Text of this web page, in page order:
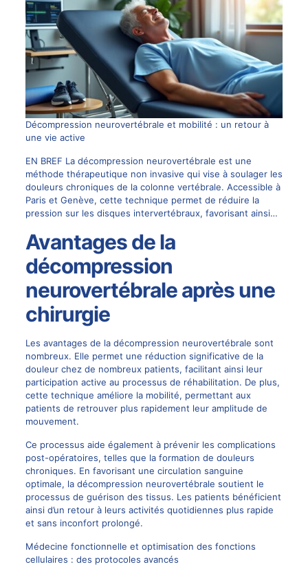
Décompression neurovertébrale et mobilité : un retour à
une vie active
EN BREF La décompression neurovertébrale est une
méthode thérapeutique non invasive qui vise à soulager les
douleurs chroniques de la colonne vertébrale. Accessible à
Paris et Genève, cette technique permet de réduire la
pression sur les disques intervertébraux, favorisant ainsi…
Avantages de la
décompression
neurovertébrale après une
chirurgie
Les avantages de la décompression neurovertébrale sont
nombreux. Elle permet une réduction significative de la
douleur chez de nombreux patients, facilitant ainsi leur
participation active au processus de réhabilitation. De plus,
cette technique améliore la mobilité, permettant aux
patients de retrouver plus rapidement leur amplitude de
mouvement.
Ce processus aide également à prévenir les complications
post-opératoires, telles que la formation de douleurs
chroniques. En favorisant une circulation sanguine
optimale, la décompression neurovertébrale soutient le
processus de guérison des tissus. Les patients bénéficient
ainsi d’un retour à leurs activités quotidiennes plus rapide
et sans inconfort prolongé.
Médecine fonctionnelle et optimisation des fonctions
cellulaires : des protocoles avancés